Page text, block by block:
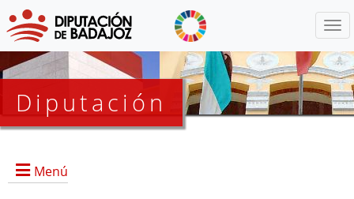
Diputación
Menú